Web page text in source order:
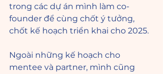
trong các dự án mình làm co-
founder để cùng chốt ý tưởng,
chốt kế hoạch triển khai cho 2025.
Ngoài những kế hoạch cho
mentee và partner, mình cũng